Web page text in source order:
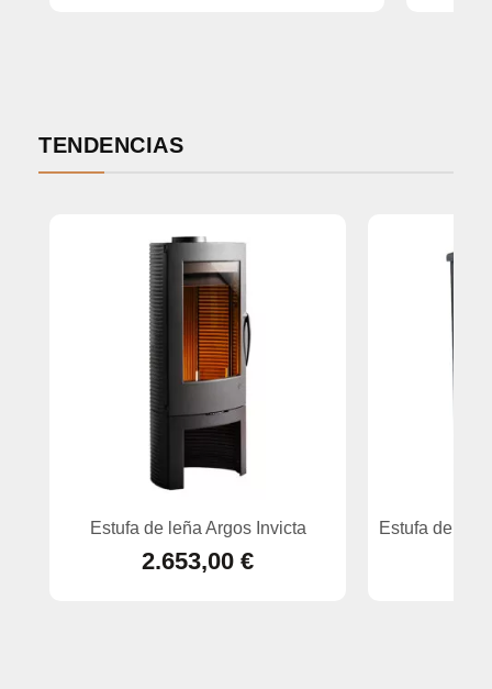
TENDENCIAS
Estufa de leña Argos Invicta
2.653,00 €
Estufa de